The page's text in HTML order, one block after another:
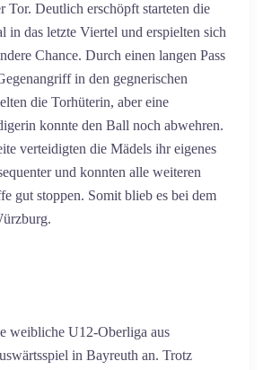
Tor. Deutlich erschöpft starteten die
in das letzte Viertel und erspielten sich
Chance. Durch einen langen Pass
in den gegnerischen
die Torhüterin, aber eine
konnte den Ball noch abwehren.
verteidigten die Mädels ihr eigenes
und konnten alle weiteren
gut stoppen. Somit blieb es bei dem
weibliche U12-Oberliga aus
in Bayreuth an. Trotz